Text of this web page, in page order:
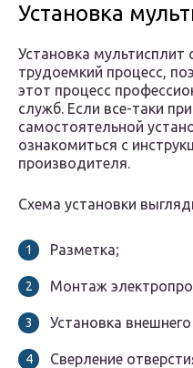
Установка
Установка мультисплит
трудоемкий процесс,
этот процесс
служб. Если все-таки
самостоятельной
ознакомиться с
производителя.
Схема установки
Разметка;
Монтаж
Установка
Сверление